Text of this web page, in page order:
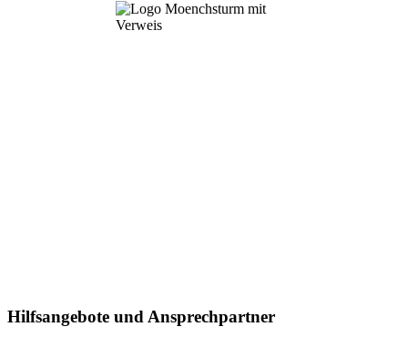
Hilfsangebote und Ansprechpartner